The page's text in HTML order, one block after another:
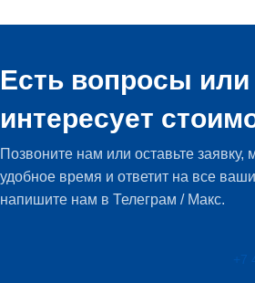
Есть вопросы или
интересует
Позвоните нам или оставьте заявку,
удобное время и ответит на все
напишите нам в Телеграм / Макс.
+7